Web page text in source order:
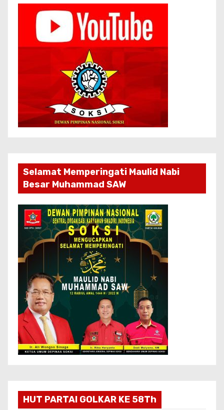
Selamat Memperingati Maulid Nabi
Besar Muhammad SAW
HUT PARTAI GOLKAR KE 58Th